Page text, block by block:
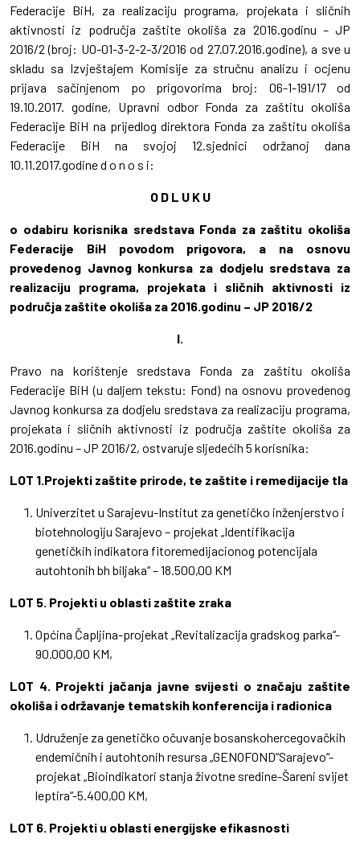
Federacije BiH, za realizaciju programa, projekata i sličnih
aktivnosti iz područja zaštite okoliša za 2016.godinu – JP
2016/2 (broj: UO-01-3-2-2-3/2016 od 27.07.2016.godine), a sve u
skladu sa Izvještajem Komisije za stručnu analizu i ocjenu
prijava sačinjenom po prigovorima broj: 06-1-191/17 od
19.10.2017. godine, Upravni odbor Fonda za zaštitu okoliša
Federacije BiH na prijedlog direktora Fonda za zaštitu okoliša
Federacije BiH na svojoj 12.sjednici održanoj dana
10.11.2017.godine d o n o s i:
O D L U K U
o odabiru korisnika sredstava Fonda za zaštitu okoliša
Federacije BiH povodom prigovora, a na osnovu
provedenog Javnog konkursa za dodjelu sredstava za
realizaciju programa, projekata i sličnih aktivnosti iz
područja zaštite okoliša za 2016.godinu – JP 2016/2
I.
Pravo na korištenje sredstava Fonda za zaštitu okoliša
Federacije BiH (u daljem tekstu: Fond) na osnovu provedenog
Javnog konkursa za dodjelu sredstava za realizaciju programa,
projekata i sličnih aktivnosti iz područja zaštite okoliša za
2016.godinu – JP 2016/2, ostvaruje sljedećih 5 korisnika:
LOT 1.Projekti zaštite prirode, te zaštite i remedijacije tla
Univerzitet u Sarajevu-Institut za genetičko inženjerstvo i
biotehnologiju Sarajevo – projekat „Identifikacija
genetičkih indikatora fitoremedijacionog potencijala
autohtonih bh biljaka“ – 18.500,00 KM
LOT 5. Projekti u oblasti zaštite zraka
Općina Čapljina-projekat „Revitalizacija gradskog parka“-
90.000,00 KM,
LOT 4. Projekti jačanja javne svijesti o značaju zaštite
okoliša i održavanje tematskih konferencija i radionica
Udruženje za genetičko očuvanje bosanskohercegovačkih
endemičnih i autohtonih resursa „GENOFOND“Sarajevo“-
projekat „Bioindikatori stanja životne sredine-Šareni svijet
leptira“-5.400,00 KM,
LOT 6. Projekti u oblasti energijske efikasnosti